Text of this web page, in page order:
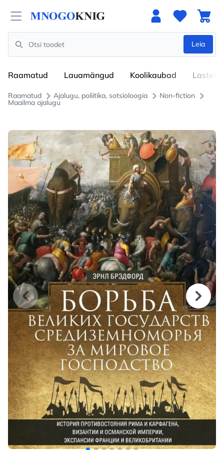
Open menu
Search
Leia
Raamatud Lauamängud Koolikaubad Lastele
Raamatud Ajalugu, poliitika, sotsioloogia Non-fiction
Maailma ajalugu